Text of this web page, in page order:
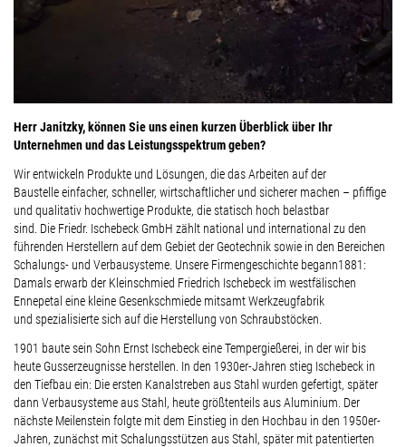
Herr Janitzky, können Sie uns einen kurzen Überblick über Ihr
Unternehmen und das Leistungsspektrum geben?
Wir entwickeln Produkte und Lösungen, die das Arbeiten auf der
Baustelle einfacher, schneller, wirtschaftlicher und sicherer machen – pfiffige
und qualitativ hochwertige Produkte, die statisch hoch belastbar
sind. Die Friedr. Ischebeck GmbH zählt national und international zu den
führenden Herstellern auf dem Gebiet der Geotechnik sowie in den Bereichen
Schalungs- und Verbausysteme. Unsere Firmengeschichte begann1881:
Damals erwarb der Kleinschmied Friedrich Ischebeck im westfälischen
Ennepetal eine kleine Gesenkschmiede mitsamt Werkzeugfabrik
und spezialisierte sich auf die Herstellung von Schraubstöcken.
1901 baute sein Sohn Ernst Ischebeck eine Tempergießerei, in der wir bis
heute Gusserzeugnisse herstellen. In den 1930er-Jahren stieg Ischebeck in
den Tiefbau ein: Die ersten Kanalstreben aus Stahl wurden gefertigt, später
dann Verbausysteme aus Stahl, heute größtenteils aus Aluminium. Der
nächste Meilenstein folgte mit dem Einstieg in den Hochbau in den 1950er-
Jahren, zunächst mit Schalungsstützen aus Stahl, später mit patentierten